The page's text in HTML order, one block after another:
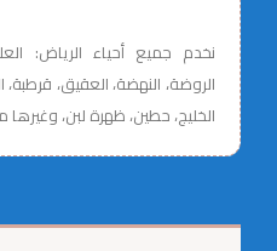
نخدم جميع أحياء الرياض:
الروضة، النهضة، العقيق، قرطبة،
الخليج، حطين، ظهرة لبن،